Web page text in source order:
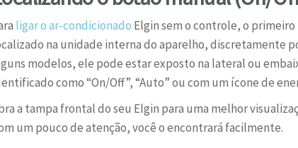
ligar o ar-condicionado Elgin sem o controle, o
na unidade interna do aparelho, discretamente
modelos, ele pode estar exposto na lateral ou
como “On/Off”, “Auto” ou com um ícone de
a tampa frontal do seu Elgin para uma melhor
um pouco de atenção, você o encontrará facilmente.